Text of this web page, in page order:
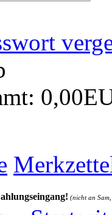
(nicht an